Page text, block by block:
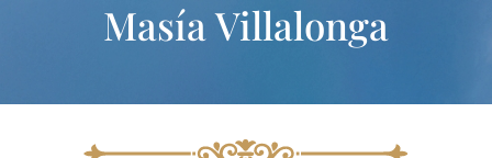
Masía Villalonga